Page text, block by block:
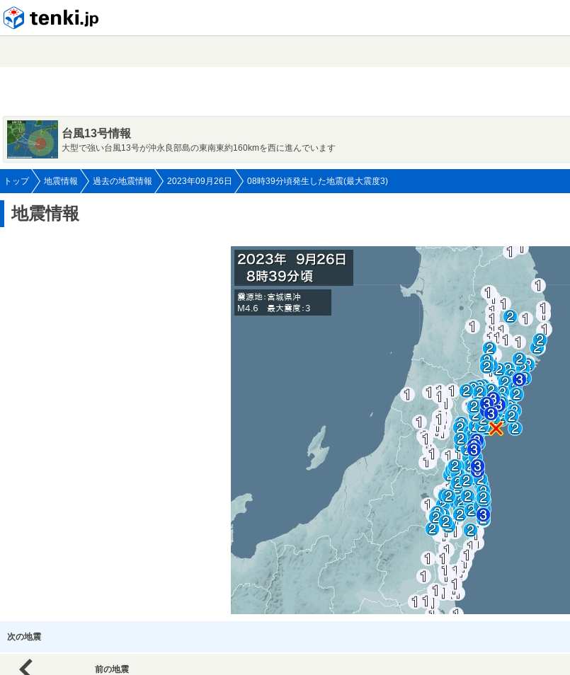
台風13号情報
大型で強い台風13号が沖永良部島の東南東約160kmを西に進んでいます
トップ 地震情報 過去の地震情報 2023年09月26日 08時39分頃発生した地震(最大震度3)
地震情報
次の地震
前の地震